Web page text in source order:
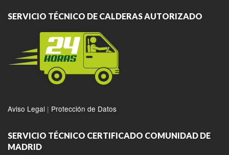
SERVICIO TÉCNICO DE CALDERAS AUTORIZADO
Aviso Legal | Protección de Datos
SERVICIO TÉCNICO CERTIFICADO COMUNIDAD DE
MADRID